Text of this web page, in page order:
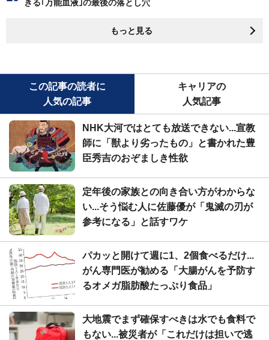
きる｢万能血液｣の最後の落とし穴
もっと見る
この記事の読者に
人気の記事
キャリアの
人気記事
NHK大河ではとても放送できない...宣教
師に「獣より劣ったもの」と書かれた豊
臣秀吉のおぞましき性欲
定年後の家族との向き合い方がわからな
い...そう悩む人に佐藤優が「鬼滅の刃が
参考になる」と話すワケ
パカッと開けて週に1、2個食べるだけ...
がん専門医が勧める「大腸がんを予防す
るオメガ脂肪酸たっぷり食品」
大地震でまず確保すべきは水でも食料で
もない...被災者が「これだけは担いで逃